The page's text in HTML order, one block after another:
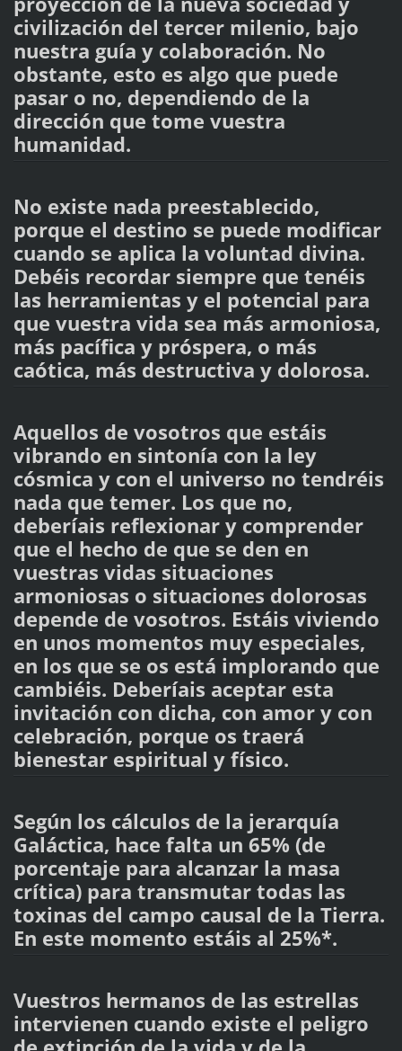
civilización del tercer milenio, bajo
nuestra guía y colaboración. No
obstante, esto es algo que puede
pasar o no, dependiendo de la
dirección que tome vuestra
humanidad.
No existe nada preestablecido,
porque el destino se puede modificar
cuando se aplica la voluntad divina.
Debéis recordar siempre que tenéis
las herramientas y el potencial para
que vuestra vida sea más armoniosa,
más pacífica y próspera, o más
caótica, más destructiva y dolorosa.
Aquellos de vosotros que estáis
vibrando en sintonía con la ley
cósmica y con el universo no tendréis
nada que temer. Los que no,
deberíais reflexionar y comprender
que el hecho de que se den en
vuestras vidas situaciones
armoniosas o situaciones dolorosas
depende de vosotros. Estáis viviendo
en unos momentos muy especiales,
en los que se os está implorando que
cambiéis. Deberíais aceptar esta
invitación con dicha, con amor y con
celebración, porque os traerá
bienestar espiritual y físico.
Según los cálculos de la jerarquía
Galáctica, hace falta un 65% (de
porcentaje para alcanzar la masa
crítica) para transmutar todas las
toxinas del campo causal de la Tierra.
En este momento estáis al 25%*.
Vuestros hermanos de las estrellas
intervienen cuando existe el peligro